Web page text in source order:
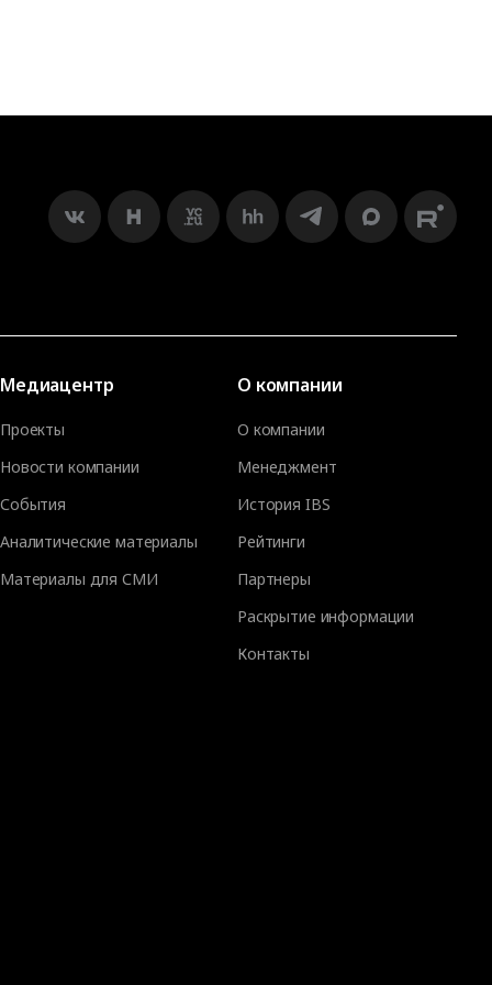
Медиацентр
Проекты
Новости компании
События
Аналитические материалы
Материалы для СМИ
О компании
О компании
Менеджмент
История IBS
Рейтинги
Партнеры
Раскрытие информации
Контакты